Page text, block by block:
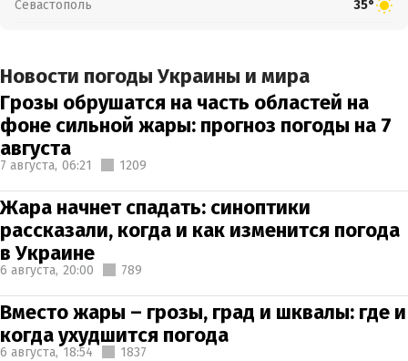
Севастополь 35°
Новости погоды Украины и мира
Грозы обрушатся на часть областей на
фоне сильной жары: прогноз погоды на 7
августа
7 августа, 06:21 1209
Жара начнет спадать: синоптики
рассказали, когда и как изменится погода
в Украине
6 августа, 20:00 789
Вместо жары – грозы, град и шквалы: где и
когда ухудшится погода
6 августа, 18:54 1837